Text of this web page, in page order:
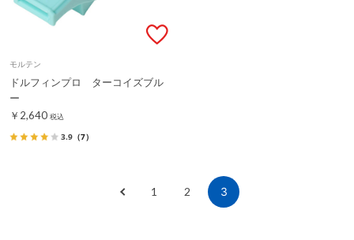
モルテン
ドルフィンプロ ターコイズブル
ー
￥2,640 税込
3.9 （7）
1 2 3